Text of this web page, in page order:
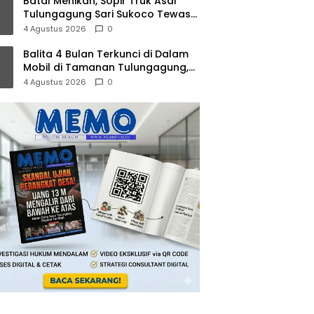
Tulungagung Sari Sukoco Tewas
dalam Kebakaran KMP Mutiara 2
4 Agustus 2026 0
Balita 4 Bulan Terkunci di Dalam
Mobil di Tamanan Tulungagung,
Damkar Evakuasi dalam 10 Menit
4 Agustus 2026 0